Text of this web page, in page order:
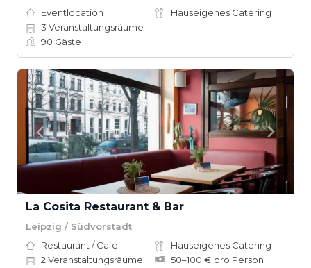
Eventlocation
Hauseigenes Catering
3 Veranstaltungsräume
90 Gäste
La Cosita Restaurant & Bar
Leipzig / Südvorstadt
Restaurant / Café
Hauseigenes Catering
2 Veranstaltungsräume
50–100 € pro Person